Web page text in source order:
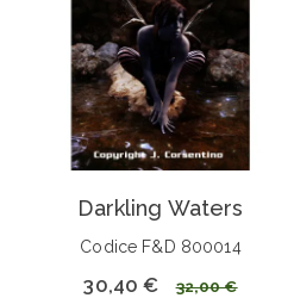
Darkling Waters
Codice F&D 800014
30,40 € 32,00 €